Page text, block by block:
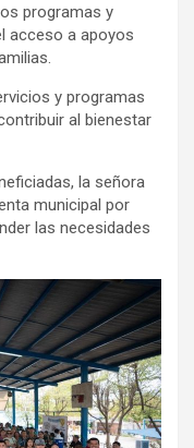
programas y
acceso a apoyos
y programas
al bienestar
la señora
municipal por
las necesidades